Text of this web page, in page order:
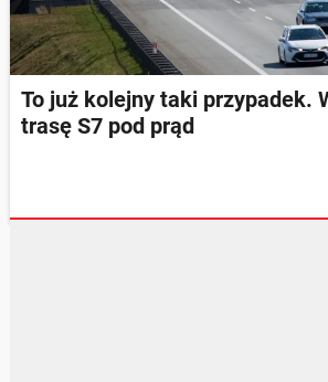
To już kolejny taki przypadek.
trasę S7 pod prąd